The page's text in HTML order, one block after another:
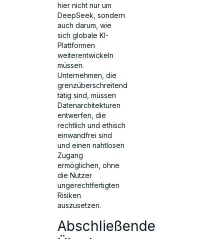
hier nicht nur um
DeepSeek, sondern
auch darum, wie
sich globale KI-
Plattformen
weiterentwickeln
müssen.
Unternehmen, die
grenzüberschreitend
tätig sind, müssen
Datenarchitekturen
entwerfen, die
rechtlich und ethisch
einwandfrei sind
und einen nahtlosen
Zugang
ermöglichen, ohne
die Nutzer
ungerechtfertigten
Risiken
auszusetzen.
Abschließende